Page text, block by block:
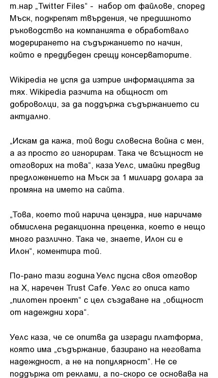
т.нар „Twitter Files“ - набор от файлове, според
Мъск, подкрепят твърдения, че предишното
ръководство на компанията е обработвало
модерирането на съдържанието по начин,
който е предубеден срещу консерваторите.
Wikipedia не успя да изтрие информацията за
тях. Wikipedia разчита на общност от
доброволци, за да поддържа съдържанието си
актуално.
„Искам да кажа, той води словесна война с мен,
а аз просто го игнорирам. Така че всъщност не
отговорих на това“, каза Уелс, имайки предвид
предложението на Мъск за 1 милиард долара за
промяна на името на сайта.
„Това, което той нарича цензура, ние наричаме
обмислена редакционна преценка, което е нещо
много различно. Така че, знаете, Илон си е
Илон“, коментира той.
По-рано тази година Уелс пусна своя отговор
на X, наречен Trust Cafe. Уелс го описа като
„пилотен проект“ с цел създаване на „общност
от надеждни хора“.
Уелс каза, че се опитва да изгради платформа,
която има „съдържание, базирано на неговата
надеждност, а не на популярност“. Не се
поддържа от реклами, а по-скоро се основава на